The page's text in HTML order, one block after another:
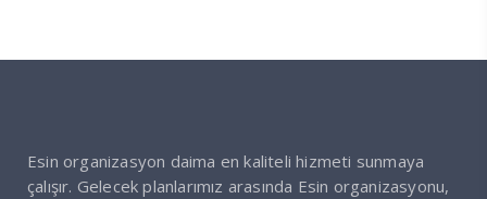
Esin organizasyon daima en kaliteli hizmeti sunmaya
çalışır. Gelecek planlarımız arasında Esin organizasyonu,